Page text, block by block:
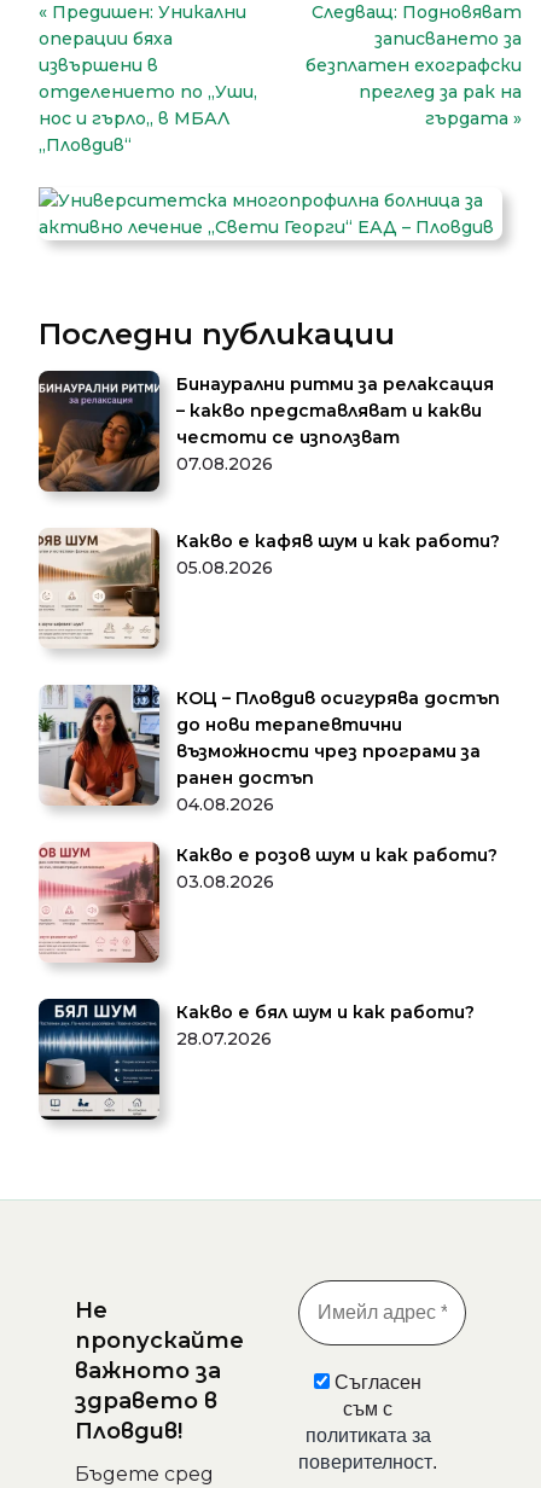
Навигация
Предишен: Уникални
операции бяха
извършени в
отделението по „Уши,
нос и гърло„ в МБАЛ
„Пловдив“
Следващ: Подновяват
записването за
безплатен ехографски
преглед за рак на
гърдата
Последни публикации
Бинаурални ритми за релаксация
– какво представляват и какви
честоти се използват
07.08.2026
Какво е кафяв шум и как работи?
05.08.2026
КОЦ – Пловдив осигурява достъп
до нови терапевтични
възможности чрез програми за
ранен достъп
04.08.2026
Какво е розов шум и как работи?
03.08.2026
Какво е бял шум и как работи?
28.07.2026
Не
пропускайте
важното за
здравето в
Пловдив!
Бъдете сред
Съгласен
съм с
политиката за
поверителност.